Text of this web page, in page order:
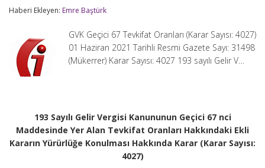
Maddesinde
Tevkifat
Oranları
Hakkındaki
Hakkında
Karar
(Karar
Sayısı:
Haberi Ekleyen: Emre Baştürk
GVK Geçici 67 Tevkifat Oranları (Karar Sayısı: 4027)
01 Haziran 2021 Tarihli Resmi Gazete Sayı: 31498
(Mükerrer) Karar Sayısı: 4027 193 sayılı Gelir V…
193 Sayılı Gelir Vergisi Kanununun Geçici 67 nci
Maddesinde Yer Alan Tevkifat Oranları Hakkındaki Ekli
Kararın Yürürlüğe Konulması Hakkında Karar (Karar Sayısı:
4027)